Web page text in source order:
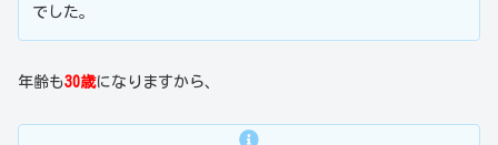
でした。
年齢も30歳になりますから、